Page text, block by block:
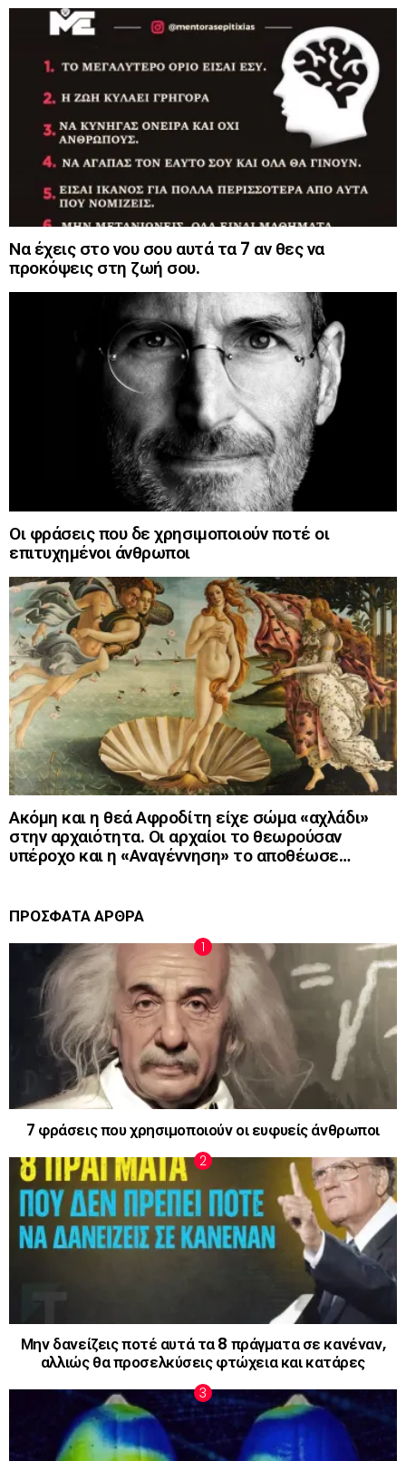
Να έχεις στο νου σου αυτά τα 7 αν θες να
προκόψεις στη ζωή σου.
Οι φράσεις που δε χρησιμοποιούν ποτέ οι
επιτυχημένοι άνθρωποι
Ακόμη και η θεά Αφροδίτη είχε σώμα «αχλάδι»
στην αρχαιότητα. Οι αρχαίοι το θεωρούσαν
υπέροχο και η «Αναγέννηση» το αποθέωσε…
ΠΡΟΣΦΑΤΑ ΑΡΘΡΑ
7 φράσεις που χρησιμοποιούν οι ευφυείς άνθρωποι
Μην δανείζεις ποτέ αυτά τα 8 πράγματα σε κανέναν,
αλλιώς θα προσελκύσεις φτώχεια και κατάρες